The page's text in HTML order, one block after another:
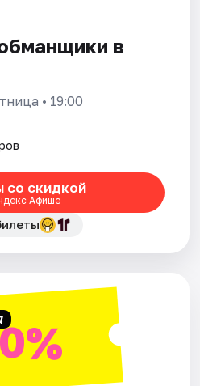
в
• 19:00
со скидкой
Афише